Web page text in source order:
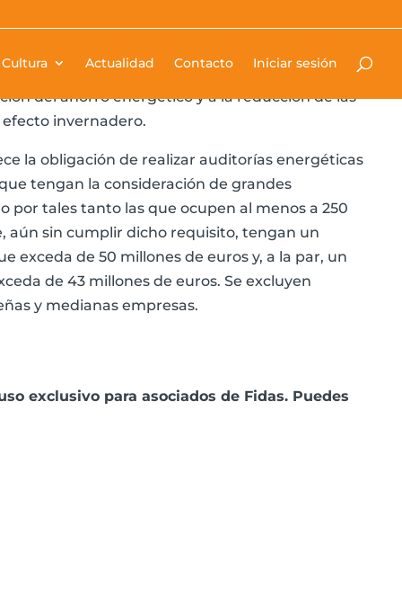
Cultura Actualidad Contacto Iniciar sesión
dirigidas a la mejora de la eficiencia
del ahorro energético y a la reducción de las
efecto invernadero.
la obligación de realizar auditorías energéticas
tengan la consideración de grandes
por tales tanto las que ocupen al menos a 250
aún sin cumplir dicho requisito, tengan un
exceda de 50 millones de euros y, a la par, un
de 43 millones de euros. Se excluyen
y medianas empresas.
exclusivo para asociados de Fidas. Puedes